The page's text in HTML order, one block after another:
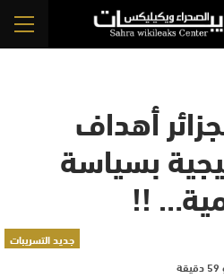
أهداف
بسياسة
!!
جديد التسريبات